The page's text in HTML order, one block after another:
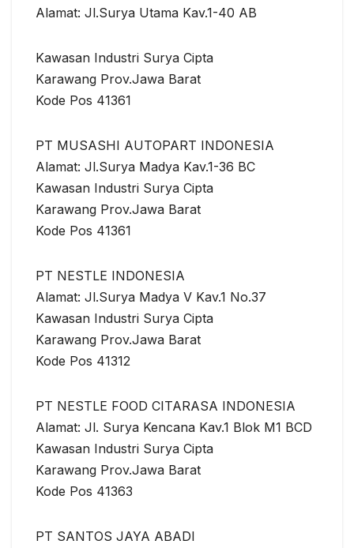
Alamat: Jl.Surya Utama Kav.1-40 AB
Kawasan Industri Surya Cipta
Karawang Prov.Jawa Barat
Kode Pos 41361
PT MUSASHI AUTOPART INDONESIA
Alamat: Jl.Surya Madya Kav.1-36 BC
Kawasan Industri Surya Cipta
Karawang Prov.Jawa Barat
Kode Pos 41361
PT NESTLE INDONESIA
Alamat: Jl.Surya Madya V Kav.1 No.37
Kawasan Industri Surya Cipta
Karawang Prov.Jawa Barat
Kode Pos 41312
PT NESTLE FOOD CITARASA INDONESIA
Alamat: Jl. Surya Kencana Kav.1 Blok M1 BCD
Kawasan Industri Surya Cipta
Karawang Prov.Jawa Barat
Kode Pos 41363
PT SANTOS JAYA ABADI